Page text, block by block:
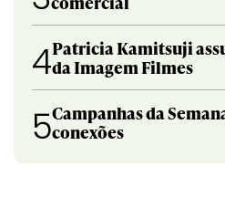
4Patricia Kamitsuji
da Imagem Filmes
5Campanhas da
conexões